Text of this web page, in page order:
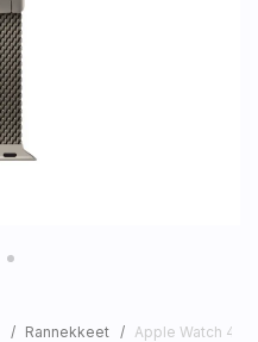
Rannekkeet Apple Watch